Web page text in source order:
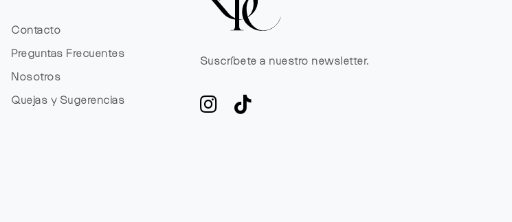
Contacto
Preguntas Frecuentes
Nosotros
Quejas y Sugerencias
Suscríbete a nuestro newsletter.